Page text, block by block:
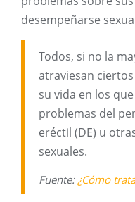
desempeñarse
Todos, si no la
atraviesan
su vida en los
problemas del
eréctil (DE) u
sexuales.
Fuente:¿Cómo